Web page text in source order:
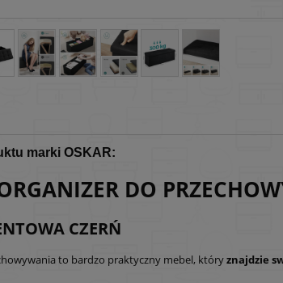
marki OSKAR:
DO
CZERŃ
to bardzo praktyczny mebel, któryznajdzie